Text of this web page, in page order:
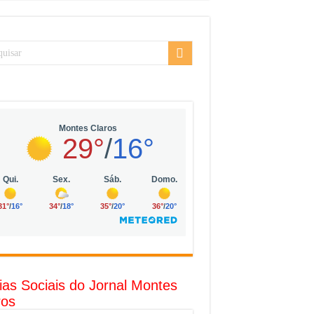
R$ 10 mil no digital
Sociais do Jornal Montes